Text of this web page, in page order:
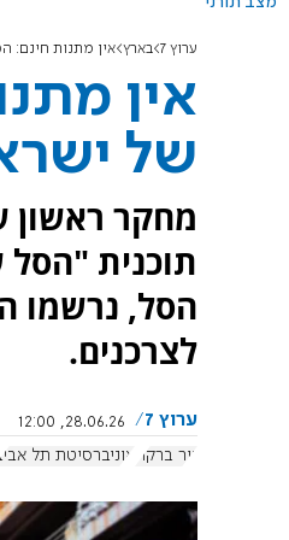
ערוץ 7 בארץ אין מתנות חינם:
אין
של
מחקר ראשון
תוכנית
הסל, נרשמו
לצרכנים.
ערוץ 7
28.06.26, 12:00
ניר ברקת
אוניברסיטת תל אביב